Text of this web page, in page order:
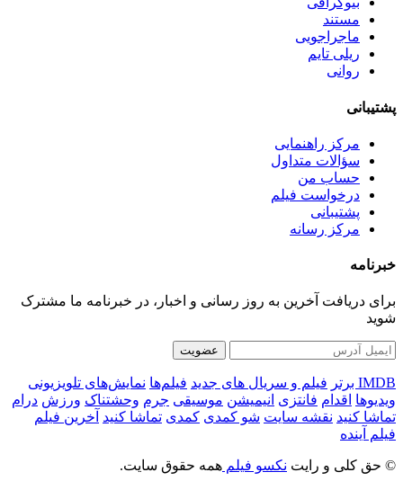
مستند
ماجراجویی
ریلی تایم
روانی
پشتیبانی
مرکز راهنمایی
سؤالات متداول
حساب من
درخواست فیلم
پشتیبانی
مرکز رسانه
خبرنامه
برای دریافت آخرین به روز رسانی و اخبار، در خبرنامه ما مشترک
شوید
عضویت
IMDB برتر فیلم و سریال های جدید فیلم‌ها نمایش‌های تلویزیونی
ویدیوها اقدام فانتزی انیمیشن موسیقی جرم وحشتناک ورزش درام
تماشا کنید نقشه سایت شو کمدی کمدی تماشا کنید آخرین فیلم
فیلم آینده
© حق کلی و رایت نکسو فیلم همه حقوق سایت.